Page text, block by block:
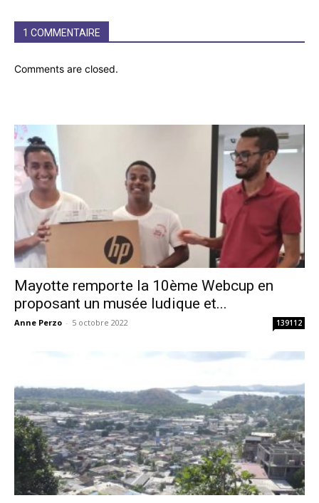
1 COMMENTAIRE
Comments are closed.
Mayotte remporte la 10ème Webcup en
proposant un musée ludique et...
Anne Perzo - 5 octobre 2022 139112